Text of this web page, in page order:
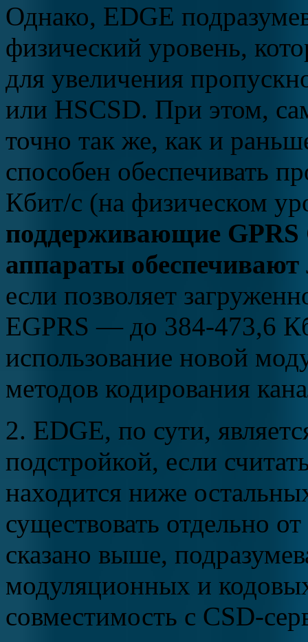
Однако, EDGE
физический уровень,
для увеличения
или HSCSD. При этом,
точно так же, как и
способен обеспечивать
Кбит/с (на физическом
поддерживающие GPRS
аппараты
если позволяет
EGPRS — до 384-473,6
использование новой
методов кодирования
2. EDGE, по сути,
подстройкой, если
находится ниже
существовать отдельно
сказано выше,
модуляционных и
совместимость с CSD-